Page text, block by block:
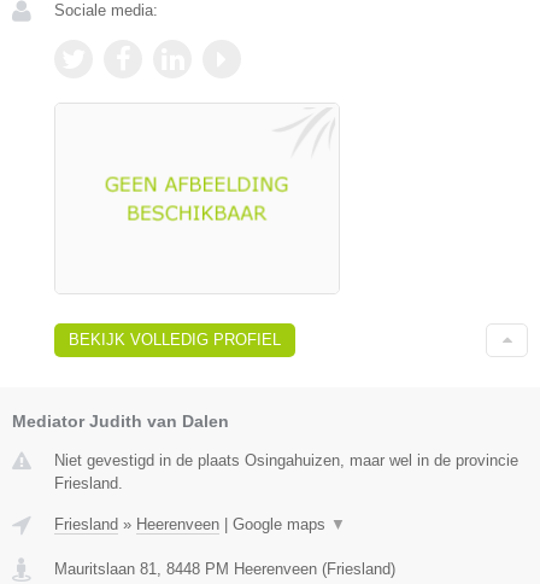
Sociale media:
BEKIJK VOLLEDIG PROFIEL
Mediator Judith van Dalen
Niet gevestigd in de plaats Osingahuizen, maar wel in de provincie
Friesland.
Friesland » Heerenveen Google maps ▼
Mauritslaan 81 8448 PM Heerenveen (Friesland)